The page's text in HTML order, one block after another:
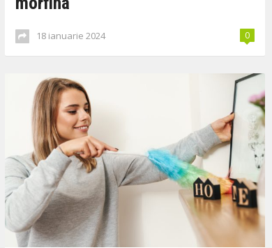
18 ianuarie 2024 0